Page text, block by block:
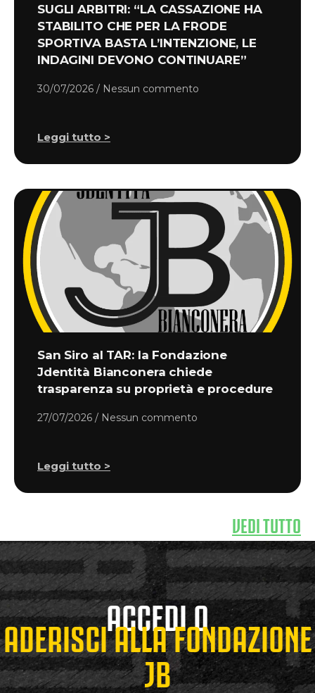
SUGLI ARBITRI: “LA CASSAZIONE HA
STABILITO CHE PER LA FRODE
SPORTIVA BASTA L’INTENZIONE, LE
INDAGINI DEVONO CONTINUARE”
30/07/2026 Nessun commento
Leggi tutto >
San Siro al TAR: la Fondazione
Jdentità Bianconera chiede
trasparenza su proprietà e procedure
27/07/2026 Nessun commento
Leggi tutto >
VEDI TUTTO
ACCEDI O
ADERISCI ALLA FONDAZIONE
JB